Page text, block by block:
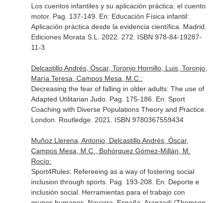
Los cuentos infantiles y su aplicación práctica: el cuento
motor. Pag. 137-149. En: Educación Física infantil:
Aplicación práctica desde la evidencia científica . Madrid.
Ediciones Morata S.L. 2022. 272. ISBN 978-84-19287-
11-3
Delcastillo Andrés, Óscar, Toronjo Hornillo, Luis, Toronjo,
María Teresa, Campos Mesa, M.C.:
Decreasing the fear of falling in older adults: The use of
Adapted Utilitarian Judo. Pag. 175-186. En: Sport
Coaching with Diverse Populations Theory and Practice.
London. Routledge. 2021. ISBN 9780367559434
Muñoz Llerena, Antonio, Delcastillo Andrés, Óscar,
Campos Mesa, M.C., Bohórquez Gómez-Millán, M.
Rocío:
Sport4Rules: Refereeing as a way of fostering social
inclusion through sports. Pag. 193-208. En: Deporte e
inclusión social. Herramientas para el trabajo con